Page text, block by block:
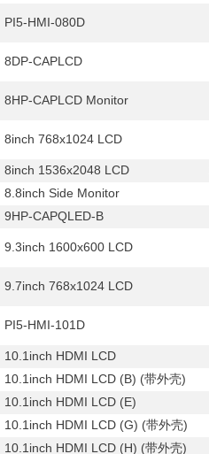
PI5-HMI-080D
8DP-CAPLCD
8HP-CAPLCD Monitor
8inch 768x1024 LCD
8inch 1536x2048 LCD
8.8inch Side Monitor
9HP-CAPQLED-B
9.3inch 1600x600 LCD
9.7inch 768x1024 LCD
PI5-HMI-101D
10.1inch HDMI LCD
10.1inch HDMI LCD (B) (带外壳)
10.1inch HDMI LCD (E)
10.1inch HDMI LCD (G) (带外壳)
10.1inch HDMI LCD (H) (带外壳)